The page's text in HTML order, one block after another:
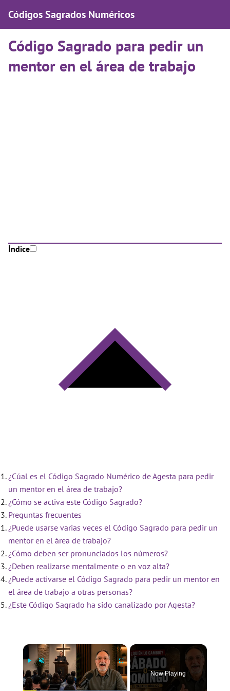
Códigos Sagrados Numéricos
Código Sagrado para pedir un
mentor en el área de trabajo
Índice
¿Cúal es el Código Sagrado Numérico de Agesta para pedir
un mentor en el área de trabajo?
¿Cómo se activa este Código Sagrado?
Preguntas frecuentes
¿Puede usarse varias veces el Código Sagrado para pedir un
mentor en el área de trabajo?
¿Cómo deben ser pronunciados los números?
¿Deben realizarse mentalmente o en voz alta?
¿Puede activarse el Código Sagrado para pedir un mentor en
el área de trabajo a otras personas?
¿Este Código Sagrado ha sido canalizado por Agesta?
×
Now Playing